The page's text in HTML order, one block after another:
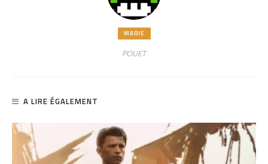
MARIE
POUET
A LIRE ÉGALEMENT